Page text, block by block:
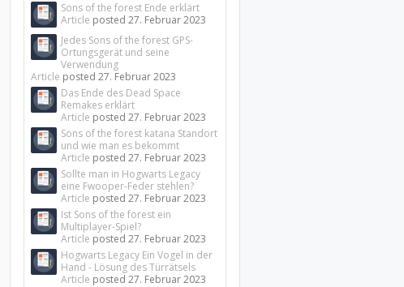
Sons of the forest Ende erklärt
Article posted27. Februar 2023
Jedes Sons of the forest GPS-
Ortungsgerät und seine
Verwendung
Article posted27. Februar 2023
Das Ende des Dead Space
Remakes erklärt
Article posted27. Februar 2023
Sons of the forest katana Standort
und wie man es bekommt
Article posted27. Februar 2023
Sollte man in Hogwarts Legacy
eine Fwooper-Feder stehlen?
Article posted27. Februar 2023
Ist Sons of the forest ein
Multiplayer-Spiel?
Article posted27. Februar 2023
Hogwarts Legacy Ein Vogel in der
Hand - Lösung des Türrätsels
Article posted27. Februar 2023